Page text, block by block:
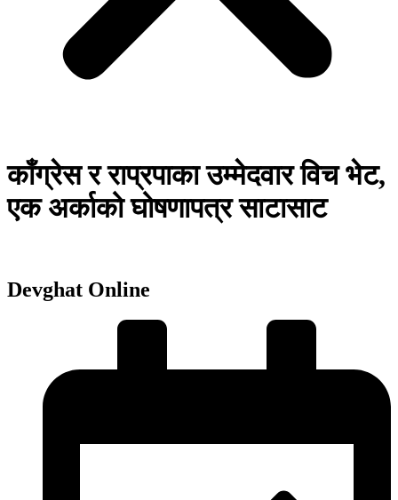
काँग्रेस र राप्रपाका उम्मेदवार विच भेट,
एक अर्काको घोषणापत्र साटासाट
Devghat Online